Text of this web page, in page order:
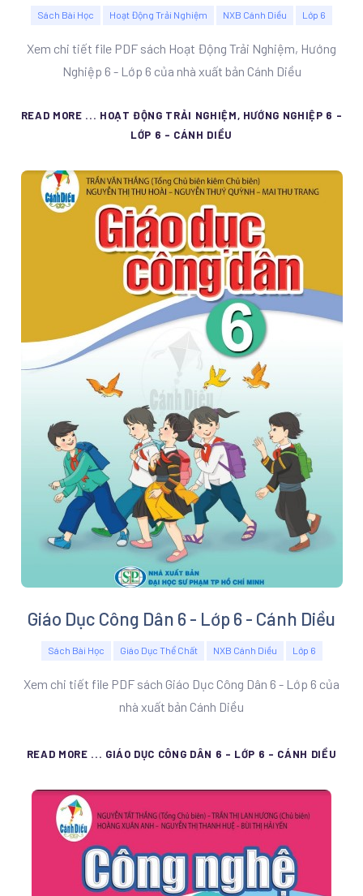
Sách Bài Học Hoạt Động Trải Nghiệm NXB Cánh Diều Lớp 6
Xem chi tiết file PDF sách Hoạt Động Trải Nghiệm, Hướng
Nghiệp 6 - Lớp 6 của nhà xuất bản Cánh Diều
READ MORE ... HOẠT ĐỘNG TRẢI NGHIỆM, HƯỚNG NGHIỆP 6 -
LỚP 6 - CÁNH DIỀU
Giáo Dục Công Dân 6 - Lớp 6 - Cánh Diều
Sách Bài Học Giáo Dục Thể Chất NXB Cánh Diều Lớp 6
Xem chi tiết file PDF sách Giáo Dục Công Dân 6 - Lớp 6 của
nhà xuất bản Cánh Diều
READ MORE ... GIÁO DỤC CÔNG DÂN 6 - LỚP 6 - CÁNH DIỀU